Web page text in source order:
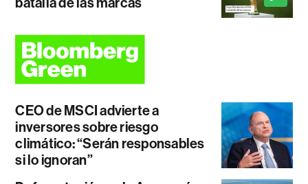
CEO de MSCI advierte a
inversores sobre riesgo
climático: “Serán responsables
si lo ignoran”